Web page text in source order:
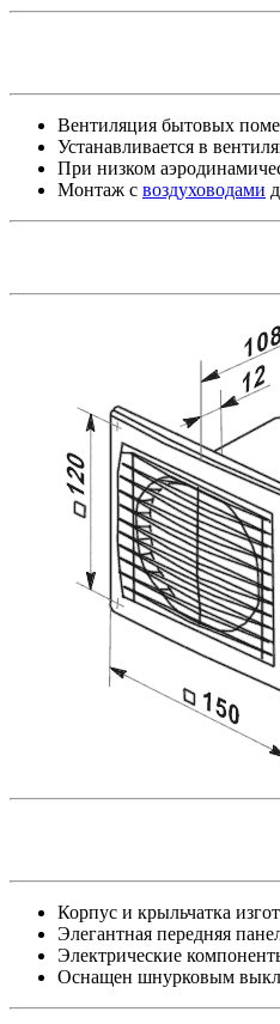
Вентиляция бытовых
Устанавливается в
При низком
Монтаж с воздуховодами
Корпус и крыльчатка
Элегантная передняя
Электрические
Оснащен шнурковым